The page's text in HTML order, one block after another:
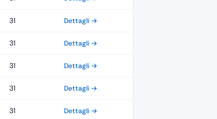
31 Dettagli →
31 Dettagli →
31 Dettagli →
31 Dettagli →
31 Dettagli →